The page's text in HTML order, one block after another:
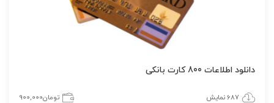
دانلود اطلاعات 800 کارت بانکی
687 نمایش تومان900,000